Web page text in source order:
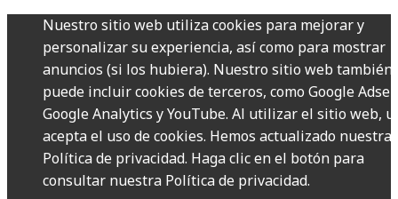
Nuestro sitio web utiliza cookies para mejorar y
personalizar su experiencia, así como para mostrar
anuncios (si los hubiera). Nuestro sitio web también
puede incluir cookies de terceros, como Google
Google Analytics y YouTube. Al utilizar el sitio web,
acepta el uso de cookies. Hemos actualizado nuestra
Política de privacidad. Haga clic en el botón para
consultar nuestra Política de privacidad.